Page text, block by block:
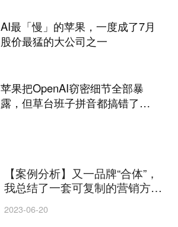
AI最「慢」的苹果，一度成了7月
股价最猛的大公司之一
苹果把OpenAI窃密细节全部暴
露，但草台班子拼音都搞错了…
【案例分析】又一品牌“合体”，
我总结了一套可复制的营销方法
2023-06-20